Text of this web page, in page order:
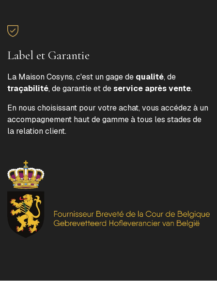
Label et Garantie
La Maison Cosyns, c'est un gage de qualité, de
traçabilité, de garantie et deservice après vente.
En nous choisissant pour votre achat, vous accédez à un
accompagnement haut de gamme à tous les stades de
la relation client.